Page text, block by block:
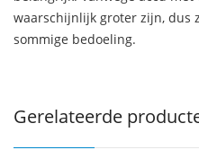
waarschijnlijk groter zijn, dus
sommige bedoeling.
Gerelateerde